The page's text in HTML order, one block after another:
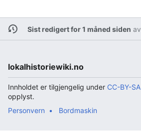
Sist redigert for 1 måned siden av
lokalhistoriewiki.no
Innholdet er tilgjengelig under CC-BY-SA
opplyst.
Personvern
Bordmaskin